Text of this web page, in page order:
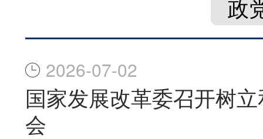
政
2026-07-02
国家发展改革委召开树
会